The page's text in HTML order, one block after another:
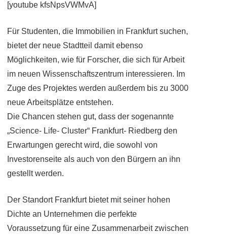
[youtube kfsNpsVWMvA]
Für Studenten, die Immobilien in Frankfurt suchen,
bietet der neue Stadtteil damit ebenso
Möglichkeiten, wie für Forscher, die sich für Arbeit
im neuen Wissenschaftszentrum interessieren. Im
Zuge des Projektes werden außerdem bis zu 3000
neue Arbeitsplätze entstehen.
Die Chancen stehen gut, dass der sogenannte
„Science- Life- Cluster“ Frankfurt- Riedberg den
Erwartungen gerecht wird, die sowohl von
Investorenseite als auch von den Bürgern an ihn
gestellt werden.
Der Standort Frankfurt bietet mit seiner hohen
Dichte an Unternehmen die perfekte
Voraussetzung für eine Zusammenarbeit zwischen